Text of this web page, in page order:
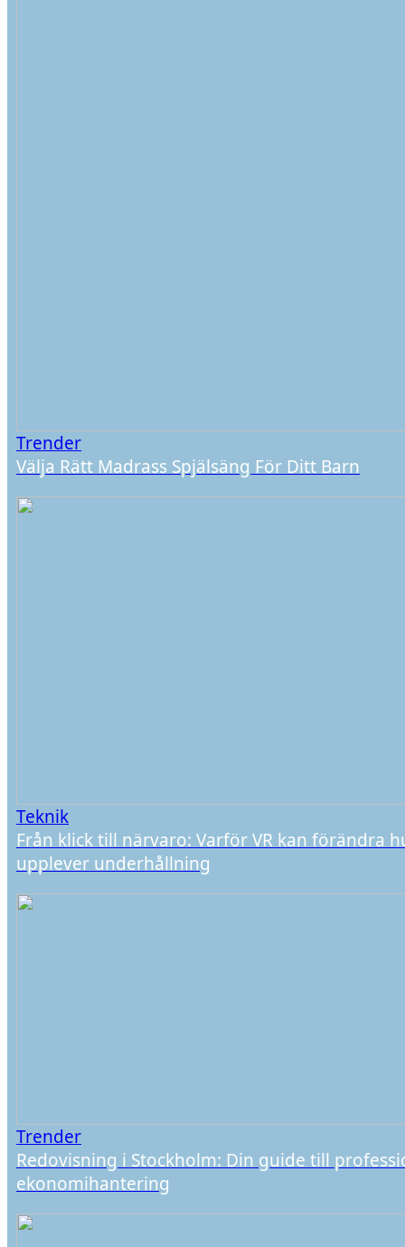
Trender
Välja Rätt Madrass Spjälsäng För Ditt Barn
Teknik
Från klick till närvaro: Varför VR kan förändra
upplever underhållning
Trender
Redovisning i Stockholm: Din guide till
ekonomihantering